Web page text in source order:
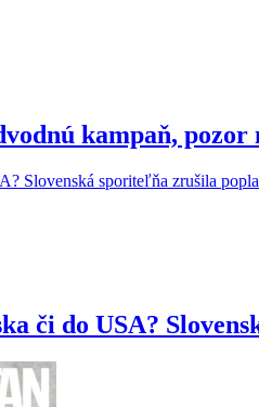
kampaň,
či do USA?